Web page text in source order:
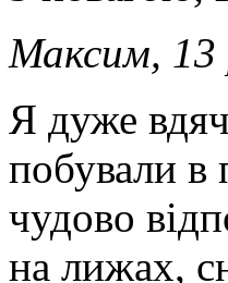
Максим, 13
Я дуже
побували в
чудово
на лижах,